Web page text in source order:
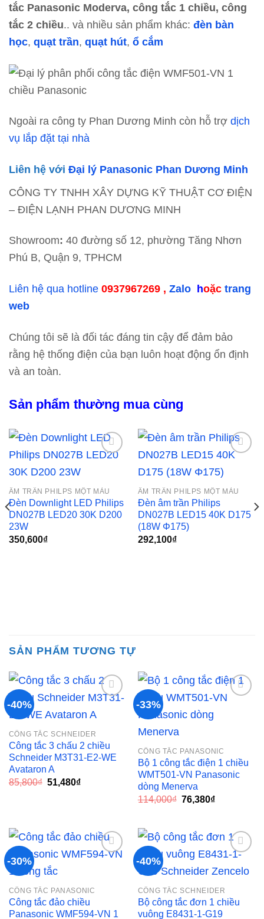
tắc Panasonic Moderva, công tắc 1 chiều, công
tắc 2 chiều.. và nhiều sản phẩm khác: đèn bàn
học, quạt trần, quạt hút, ổ cắm
Ngoài ra công ty Phan Dương Minh còn hỗ trợ dịch
vụ lắp đặt tại nhà
Liên hệ với Đại lý Panasonic Phan Dương Minh
CÔNG TY TNHH XÂY DỰNG KỸ THUẬT CƠ ĐIỆN
– ĐIỆN LẠNH PHAN DƯƠNG MINH
Showroom: 40 đường số 12, phường Tăng Nhơn
Phú B, Quận 9, TPHCM
Liên hệ qua hotline 0937967269 , Zalo hoặc trang
web
Chúng tôi sẽ là đối tác đáng tin cậy để đảm bảo
rằng hệ thống điện của bạn luôn hoạt động ổn định
và an toàn.
Sản phẩm thường mua cùng
wishlist
ÂM TRẦN PHILPS MỘT MÀU
Đèn Downlight LED Philips
DN027B LED20 30K D200
23W
350,600₫
wishlist
ÂM TRẦN PHILPS MỘT MÀU
Đèn âm trần Philips
DN027B LED15 40K D175
(18W Φ175)
292,100₫
SẢN PHẨM TƯƠNG TỰ
-40%
wishlist
CÔNG TẮC SCHNEIDER
Công tắc 3 chấu 2 chiều
Schneider M3T31-E2-WE
Avataron A
85,800₫ Giá
51,480₫Giá
-33%
CÔNG TẮC PANASONIC
Bộ 1 công tắc điện 1 chiều
WMT501-VN Panasonic
dòng Menerva
114,000₫ Giá
76,380₫Giá
76,380₫.
-30%
CÔNG TẮC PANASONIC
Công tắc đảo chiều
Panasonic WMF594-VN 1
-40%
wishlist
CÔNG TẮC SCHNEIDER
Bộ công tắc đơn 1 chiều
vuông E8431-1-G19